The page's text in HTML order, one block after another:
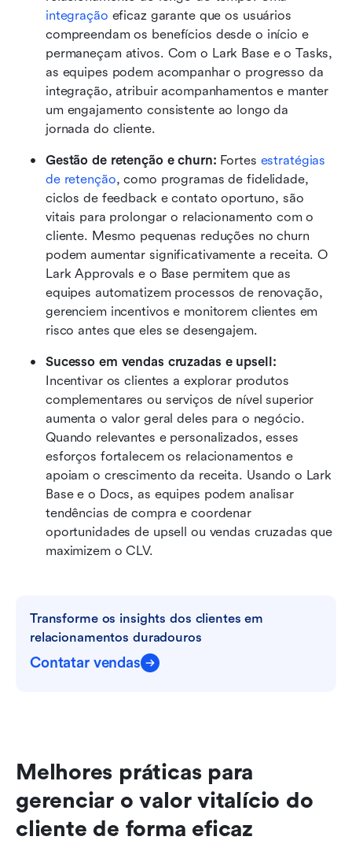
integração eficaz garante que os usuários
compreendam os benefícios desde o início e
permaneçam ativos. Com o Lark Base e o Tasks,
as equipes podem acompanhar o progresso da
integração, atribuir acompanhamentos e manter
um engajamento consistente ao longo da
jornada do cliente.
Gestão de retenção e churn: Fortes estratégias
de retenção, como programas de fidelidade,
ciclos de feedback e contato oportuno, são
vitais para prolongar o relacionamento com o
cliente. Mesmo pequenas reduções no churn
podem aumentar significativamente a receita. O
Lark Approvals e o Base permitem que as
equipes automatizem processos de renovação,
gerenciem incentivos e monitorem clientes em
risco antes que eles se desengajem.
Incentivar os clientes a explorar produtos
complementares ou serviços de nível superior
aumenta o valor geral deles para o negócio.
Quando relevantes e personalizados, esses
esforços fortalecem os relacionamentos e
apoiam o crescimento da receita. Usando o Lark
Base e o Docs, as equipes podem analisar
tendências de compra e coordenar
oportunidades de upsell ou vendas cruzadas que
maximizem o CLV.
Transforme os insights dos clientes em
relacionamentos duradouros
Contatar vendas
Melhores práticas para
gerenciar o valor vitalício do
cliente de forma eficaz